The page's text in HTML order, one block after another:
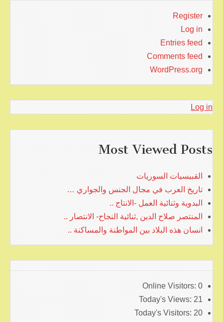
Register
Log in
Entries feed
Comments feed
WordPress.org
Log in
Most Viewed Posts
القبيسيات السوريات
تاريخ العرب في مجال الجنس والجواري …
البدوية وثنائية العمل -الانتاج ..
المنتصر صلاح الدين ,ثنائية النجاح- الانتصار ..
انسان هذه البلاد بين المواطنة والمساكنة ..
Online Visitors: 0
Today's Views: 21
Today's Visitors: 20